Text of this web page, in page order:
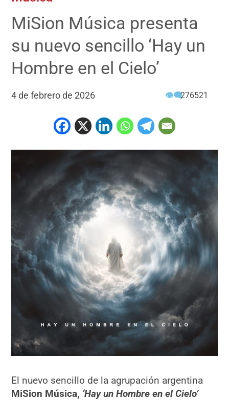
MiSion Música presenta
su nuevo sencillo ‘Hay un
Hombre en el Cielo’
4 de febrero de 2026 👁‍🗨276521
El nuevo sencillo de la agrupación argentina
MiSion Música, ‘Hay un Hombre en el Cielo’